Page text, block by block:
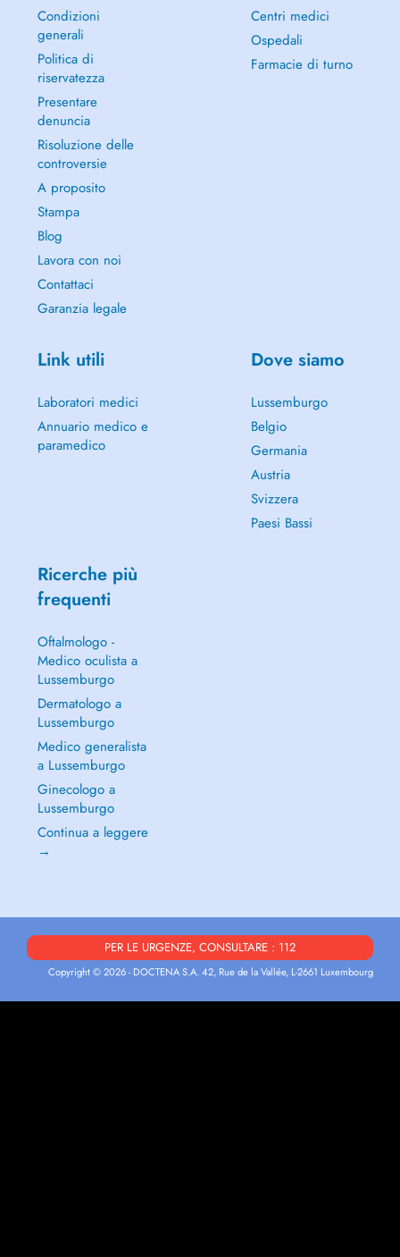
Condizioni
generali
Politica di
riservatezza
Presentare
denuncia
Risoluzione delle
controversie
A proposito
Stampa
Blog
Lavora con noi
Contattaci
Garanzia legale
Centri medici
Ospedali
Farmacie di turno
Link utili
Laboratori medici
Annuario medico e
paramedico
Dove siamo
Lussemburgo
Belgio
Germania
Austria
Svizzera
Paesi Bassi
Ricerche più
frequenti
Oftalmologo -
Medico oculista a
Lussemburgo
Dermatologo a
Lussemburgo
Medico generalista
a Lussemburgo
Ginecologo a
Lussemburgo
Continua a leggere
→
PER LE URGENZE, CONSULTARE : 112
Copyright © 2026 - DOCTENA S.A. 42, Rue de la Vallée, L-2661 Luxembourg